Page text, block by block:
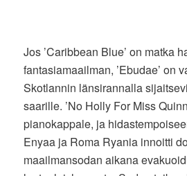
Jos ’Caribbean Blue’ on matka
fantasiamaailman, ’Ebudae’ on
Skotlannin länsirannalla
saarille. ’No Holly For Miss
pianokappale, ja
Enyaa ja Roma Ryania innoitti
maailmansodan aikana